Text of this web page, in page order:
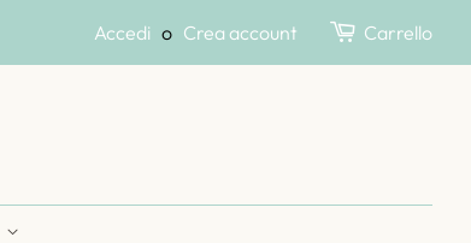
Accedi o Crea account Carrello